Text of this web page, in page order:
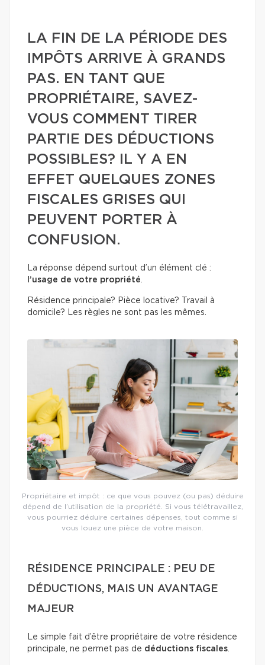
LA FIN DE LA PÉRIODE DES
IMPÔTS ARRIVE À GRANDS
PAS. EN TANT QUE
PROPRIÉTAIRE, SAVEZ-
VOUS COMMENT TIRER
PARTIE DES DÉDUCTIONS
POSSIBLES? IL Y A EN
EFFET QUELQUES ZONES
FISCALES GRISES QUI
PEUVENT PORTER À
CONFUSION.
La réponse dépend surtout d’un élément clé :
l’usage de votre propriété.
Résidence principale? Pièce locative? Travail à
domicile? Les règles ne sont pas les mêmes.
Propriétaire et impôt : ce que vous pouvez (ou pas) déduire
dépend de l’utilisation de la propriété. Si vous télétravaillez,
vous pourriez déduire certaines dépenses, tout comme si
vous louez une pièce de votre maison.
RÉSIDENCE PRINCIPALE : PEU DE
DÉDUCTIONS, MAIS UN AVANTAGE
MAJEUR
Le simple fait d’être propriétaire de votre résidence
principale, ne permet pas de déductions fiscales.